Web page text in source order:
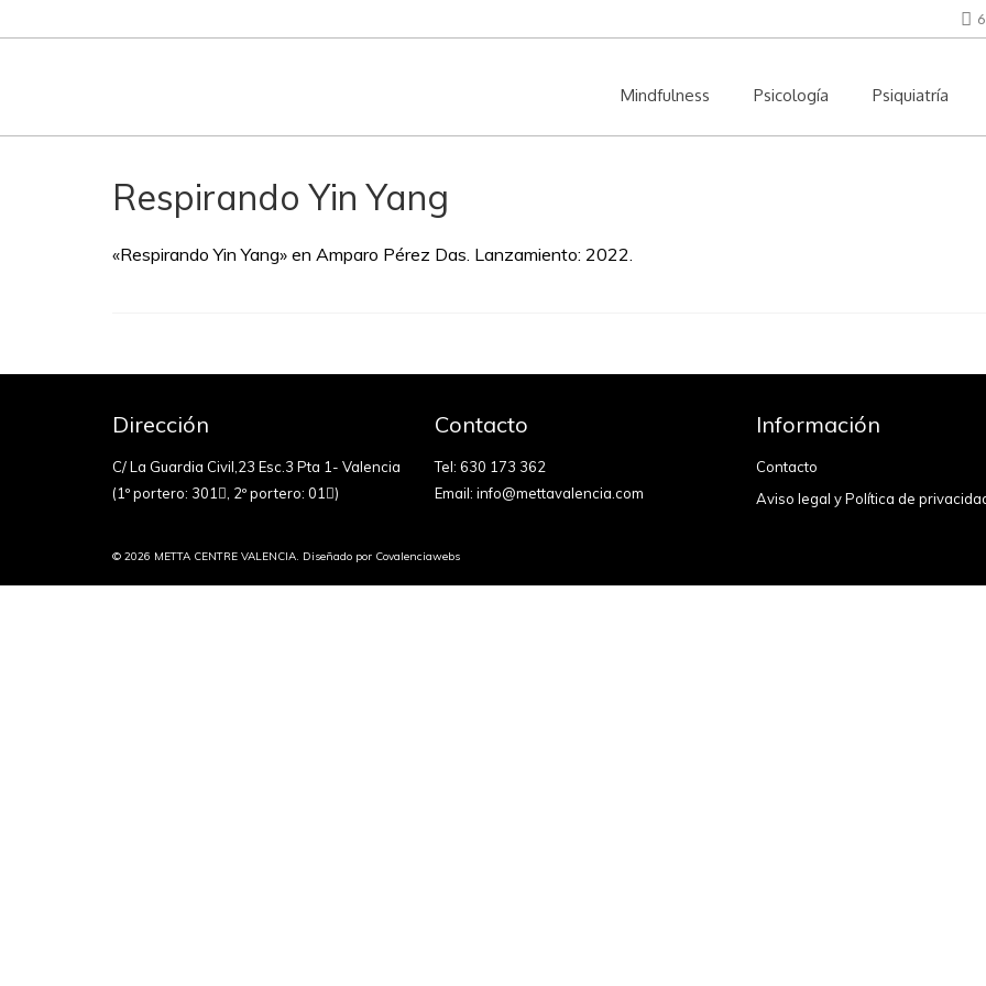
Mindfulness Psicología Psiquiatría
Respirando Yin Yang
«Respirando Yin Yang» en Amparo Pérez Das. Lanzamiento: 2022.
Dirección
C/ La Guardia Civil,23 Esc.3 Pta 1- Valencia
(1º portero: 301
, 2º portero: 01 )
Contacto
Tel: 630 173 362
Email: info@mettavalencia.com
Información
Contacto
Aviso legal y Política de
© 2026 METTA CENTRE VALENCIA. Diseñado por Covalenciawebs